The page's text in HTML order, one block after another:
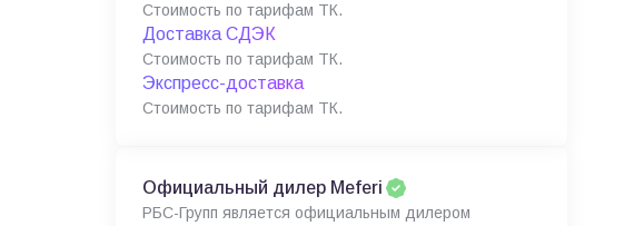
Стоимость по тарифам ТК.
Доставка СДЭК
Стоимость по тарифам ТК.
Экспресс-доставка
Стоимость по тарифам ТК.
Официальный дилер Meferi
РБС-Групп является официальным дилером